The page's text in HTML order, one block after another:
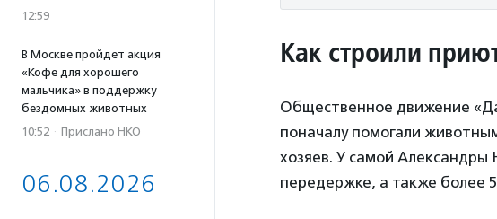
12:59
В Москве пройдет акция
«Кофе для хорошего
мальчика» в поддержку
бездомных животных
10:52 · Прислано НКО
06.08.2026
Как строили
Общественное движение
поначалу помогали
хозяев. У самой Александры
передержке, а также более